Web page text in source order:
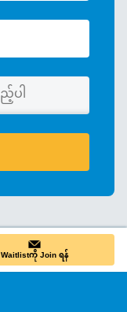
Waitlistကို Join ရန်